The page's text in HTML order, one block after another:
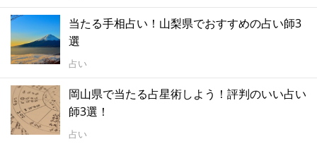
当たる手相占い！山梨県でおすすめの占い師3
選
占い
岡山県で当たる占星術しよう！評判のいい占い
師3選！
占い